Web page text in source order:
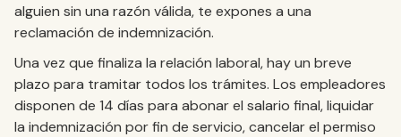
alguien sin una razón válida, te expones a una
reclamación de indemnización.
Una vez que finaliza la relación laboral, hay un breve
plazo para tramitar todos los trámites. Los empleadores
disponen de 14 días para abonar el salario final, liquidar
la indemnización por fin de servicio, cancelar el permiso